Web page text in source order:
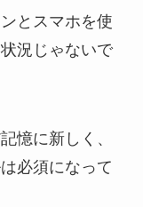
とスマホを使
況じゃないで
憶に新しく、
必須になって